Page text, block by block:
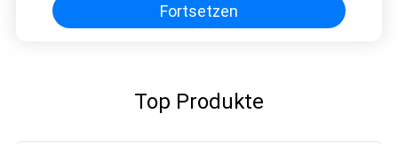
Fortsetzen
Top Produkte